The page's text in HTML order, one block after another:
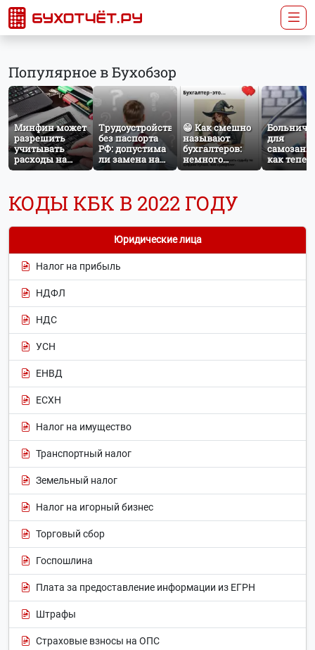
Популярное в Бухобзор
Минфин может
разрешить
учитывать
расходы на
защиту от
на прибыль
Трудоустройство
без паспорта
РФ: допустима
ли замена на
загранпаспорт?
😁 Как смешно
называют
бухгалтеров:
немного
профессионального
для
как
работает
КОДЫ КБК В 2022 ГОДУ
Юридические лица
Налог на прибыль
НДФЛ
НДС
УСН
ЕНВД
ЕСХН
Налог на имущество
Транспортный налог
Земельный налог
Налог на игорный бизнес
Торговый сбор
Госпошлина
Плата за предоставление информации из ЕГРН
Штрафы
Страховые взносы на ОПС